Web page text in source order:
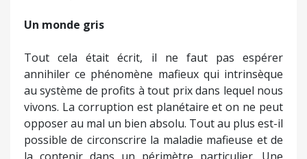
Un monde gris
Tout cela était écrit, il ne faut pas espérer
annihiler ce phénomène mafieux qui intrinsèque
au système de profits à tout prix dans lequel nous
vivons. La corruption est planétaire et on ne peut
opposer au mal un bien absolu. Tout au plus est-il
possible de circonscrire la maladie mafieuse et de